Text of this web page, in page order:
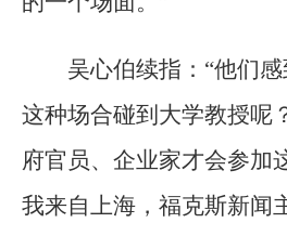
吴心伯续指：“他们
这种场合碰到大学教授呢
府官员、企业家才会参加
我来自上海，福克斯新闻